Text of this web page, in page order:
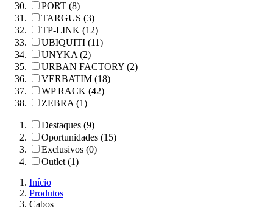
PORT (8)
TARGUS (3)
TP-LINK (12)
UBIQUITI (11)
UNYKA (2)
URBAN FACTORY (2)
VERBATIM (18)
WP RACK (42)
ZEBRA (1)
Destaques (9)
Oportunidades (15)
Exclusivos (0)
Outlet (1)
Início
Produtos
Cabos